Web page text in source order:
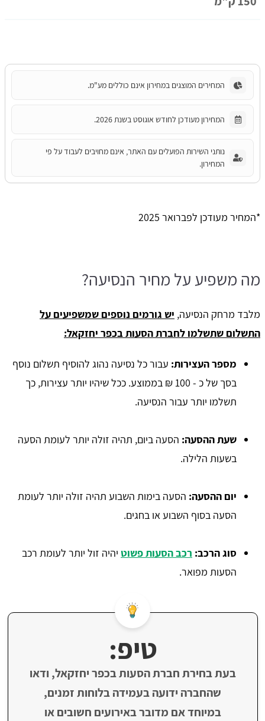
המחירים המוצגים במחירון אינם כוללים מע"מ.
המחירון מעודכן לחודש אוגוסט בשנת 2026.
נותני השירות הפועלים עם האתר, אינם מחויבים לעבוד על פי
המחירון.
*המחיר מעודכן לפברואר 2025
מה משפיע על מחיר הנסיעה?
מלבד מרחק הנסיעה, יש גורמים נוספים שמשפיעים על
התשלום שתשלמו לחברת הסעות בכפר יחזקאל:
מספר העצירות: עבור כל נסיעה נהוג להוסיף תשלום נוסף
בסך של כ - 100 ₪ בממוצע. ככל שיהיו יותר עצירות, כך
תשלמו יותר עבור הנסיעה.
שעת ההסעה: הסעה ביום, תהיה זולה יותר לעומת הסעה
בשעות הלילה.
יום ההסעה: הסעה בימות השבוע תהיה זולה יותר לעומת
הסעה בסוף השבוע או בחגים.
סוג הרכב: רכב הסעות פשוט יהיה זול יותר לעומת רכב
הסעות מפואר.
טיפ:
בעת בחירת חברת הסעות בכפר יחזקאל, ודאו
שהחברה ידועה בעמידה בלוחות זמנים,
במיוחד אם מדובר באירועים חשובים או